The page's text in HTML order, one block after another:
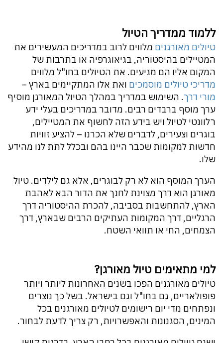
ללמוד ממדריך הטיול
טיולים מאורגנים מלווים לרוב במדריכים המעשירים את
המטיילים בהיסטוריה, בגיאוגרפיה או בתרבות של
המקום אליו הם מגיעים. את הטיולים בחו"ל מלווים
מדריכי טיולים מוסמכים ואת אלו המתקיימים בארץ –
מורי דרך. השימוש במדריך במהלך הטיול המאורגן מוסיף
ערך מוסף ברבדים רבים. מדובר במדריכים בעלי ידע
רלוונטי לטיול ויש בידע הזה לחשוף את המטיילים,
בוגרים וצעירים, לדברים שלא הכרנו – להציע זוויות
חדשות למקומות שכבר היינו בהם ובכלל לתת לנו מהידע
שלו.
הערך המוסף הוא לא רק לבוגרים, אלא גם לילדים. טיול
מאורגן הוא דרך מצוינת לחנך את הדור הבא לאהבת
הארץ, להתחשבות בסביבה, להכרת ההיסטוריה דרך
הרגליים, דרך המקומות העתיקים הרבים שבארץ, דרך
הצמחים, החי או תוואי השטח.
למי מתאימים טיול מאורגן?
טיולים מאורגנים הפכו בשנים האחרונות ליותר ויותר
פופולאריים, גם בחו"ל וגם בישראל. בשל כך נוצרים
ונפתחים מדי יום רישומים לטיולים מאורגנים בכל
המינים, הסגנונות והאפשרויות, רק צריך לדעת לבחור.